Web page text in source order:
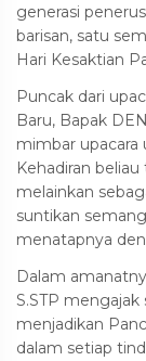
generasi
barisan, satu
Hari Kesaktian
Puncak dari
Baru, Bapak
mimbar upacara
Kehadiran
melainkan
suntikan
menatapnya
Dalam
S.STP
menjadikan
dalam setiap